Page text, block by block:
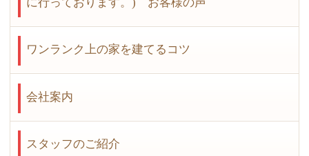
ワンランク上の家を建てるコツ
会社案内
スタッフのご紹介